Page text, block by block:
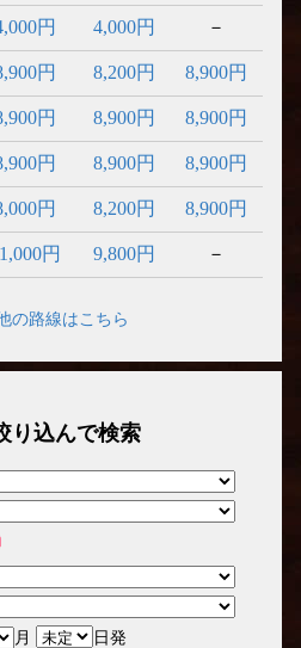
円 4,000円 －
円 8,200円 8,900円
円 8,900円 8,900円
円 8,900円 8,900円
円 8,200円 8,900円
円 9,800円 －
の路線はこちら
り込んで検索
月 日発